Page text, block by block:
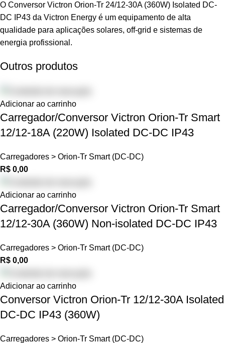
O Conversor Victron Orion-Tr 24/12-30A (360W) Isolated DC-
DC IP43 da Victron Energy é um equipamento de alta
qualidade para aplicações solares, off-grid e sistemas de
energia profissional.
Outros produtos
Adicionar ao carrinho
Carregador/Conversor Victron Orion-Tr Smart
12/12-18A (220W) Isolated DC-DC IP43
Carregadores > Orion-Tr Smart (DC-DC)
R$ 0,00
Adicionar ao carrinho
Carregador/Conversor Victron Orion-Tr Smart
12/12-30A (360W) Non-isolated DC-DC IP43
Carregadores > Orion-Tr Smart (DC-DC)
R$ 0,00
Adicionar ao carrinho
Conversor Victron Orion-Tr 12/12-30A Isolated
DC-DC IP43 (360W)
Carregadores > Orion-Tr Smart (DC-DC)